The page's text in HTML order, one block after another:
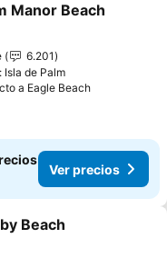
a favoritos
Manor Beach
6.201
Isla de Palm
a Eagle Beach
Ver precios
favoritos
Beach